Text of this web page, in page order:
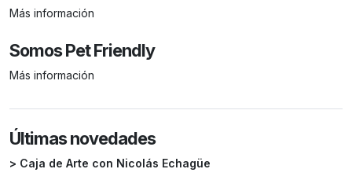
Más información
Somos Pet Friendly
Más información
Últimas novedades
> Caja de Arte con Nicolás Echagüe